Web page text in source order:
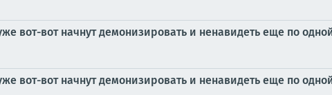
вот-вот начнут демонизировать и ненавидеть еще по
вот-вот начнут демонизировать и ненавидеть еще по